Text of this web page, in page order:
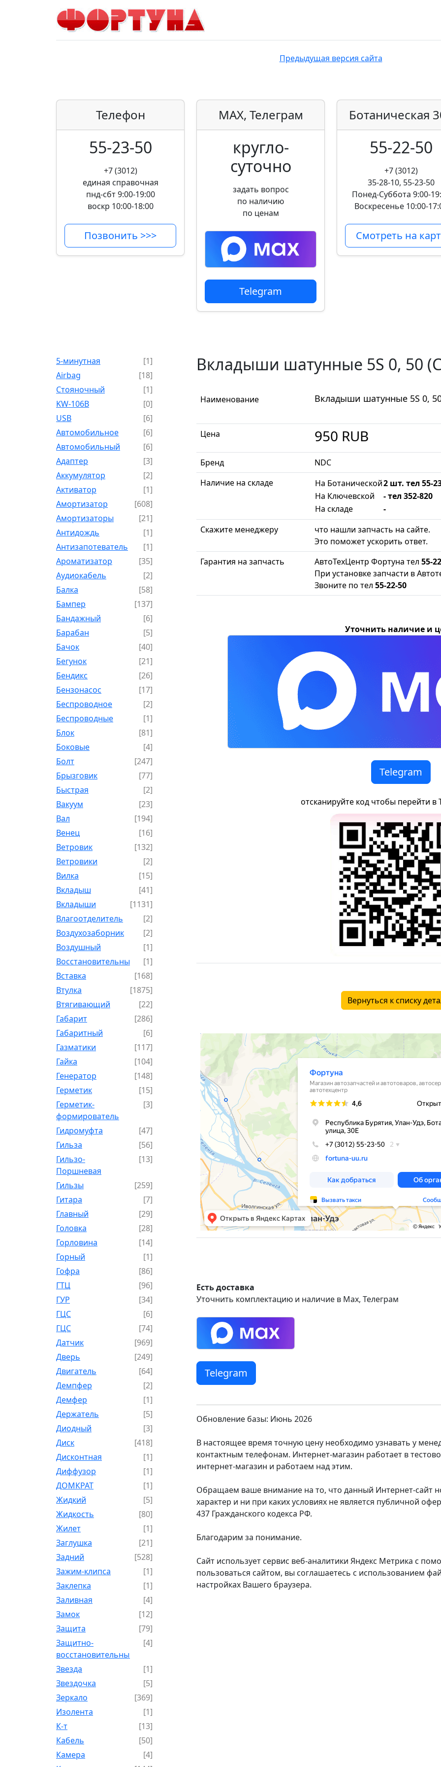
Предыдущая версия сайта
Телефон
55-23-50
+7 (3012)
единая справочная
пнд-сбт 9:00-19:00
воскр 10:00-18:00
Позвонить >>>
MAX, Телеграм
кругло­
суточно
задать вопрос
по наличию
по ценам
Telegram
Ботаническая
55-22-50
+7 (3012)
35-28-10, 55-23-50
Понед-Суббота 9:00-
Воскресенье 10:00-
Смотреть на
5-минутная
[1]
Airbag
[18]
Cтояночный
[1]
KW-106B
[0]
USB
[6]
Автомобильное
[6]
Автомобильный
[6]
Адаптер
[3]
Аккумулятор
[2]
Активатор
[1]
Амортизатор
[608]
Амортизаторы
[21]
Антидождь
[1]
Антизапотеватель
[1]
Ароматизатор
[35]
Аудиокабель
[2]
Балка
[58]
Бампер
[137]
Бандажный
[6]
Барабан
[5]
Бачок
[40]
Бегунок
[21]
Бендикс
[26]
Бензонасос
[17]
Беспроводное
[2]
Беспроводные
[1]
Блок
[81]
Боковые
[4]
Болт
[247]
Брызговик
[77]
Быстрая
[2]
Вакуум
[23]
Вал
[194]
Венец
[16]
Ветровик
[132]
Ветровики
[2]
Вилка
[15]
Вкладыш
[41]
Вкладыши
[1131]
Влагоотделитель
[2]
Воздухозаборник
[2]
Воздушный
[1]
Восстановительный
[1]
Вставка
[168]
Втулка
[1875]
Втягивающий
[22]
Габарит
[286]
Габаритный
[6]
Газматики
[117]
Гайка
[104]
Генератор
[148]
Герметик
[15]
Герметик-
формирователь
[3]
Гидромуфта
[47]
Гильза
[56]
Гильзо-
Поршневая
[13]
Гильзы
[259]
Гитара
[7]
Главный
[29]
Головка
[28]
Горловина
[14]
Горный
[1]
Гофра
[86]
ГТЦ
[96]
ГУР
[34]
ГЦC
[6]
ГЦС
[74]
Датчик
[969]
Дверь
[249]
Двигатель
[64]
Демпфер
[2]
Демфер
[1]
Держатель
[5]
Диодный
[3]
Диск
[418]
Дисконтная
[1]
Диффузор
[1]
ДОМКРАТ
[1]
Жидкий
[5]
Жидкость
[80]
Жилет
[1]
Заглушка
[21]
Задний
[528]
Зажим-клипса
[1]
Заклепка
[1]
Заливная
[4]
Замок
[12]
Защита
[79]
Защитно-
восстановительный
[4]
Звезда
[1]
Звездочка
[5]
Зеркало
[369]
Изолента
[1]
К-т
[13]
Кабель
[50]
Камера
[4]
Вкладыши шатунные 5S 0, 50
Наименование Вкладыши шатунные 5S 0, 50
Цена 950 RUB
Бренд
NDC
Наличие на складе
На Ботанической2 шт. тел 55-
На Ключевской
- тел 352-820
На складе
-
Скажите менеджеру
что нашли запчасть на сайте.
Это поможет ускорить ответ.
Гарантия на запчасть
АвтоТехЦентр Фортуна тел 55-
При установке запчасти в
Звоните по тел 55-22-50
Уточнить наличие и
Telegram
отсканируйте код чтобы перейти в
Вернуться к списку
Есть доставка
Уточнить комплектацию и наличие в Max, Телеграм
Telegram
Обновление базы: Июнь 2026
В настоящее время точную цену необходимо узнавать у
контактным телефонам. Интернет-магазин работает в
интернет-магазин и работаем над этим.
Обращаем ваше внимание на то, что данный Интернет-сайт
характер и ни при каких условиях не является публичной
437 Гражданского кодекса РФ.
Благодарим за понимание.
Сайт использует сервис веб-аналитики Яндекс Метрика с
пользоваться сайтом, вы соглашаетесь с использованием
настройках Вашего браузера.